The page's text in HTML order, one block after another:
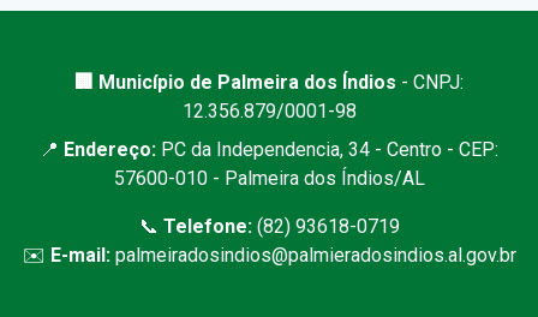
🏢 Município de Palmeira dos Índios - CNPJ:
12.356.879/0001-98
📍 Endereço: PC da Independencia, 34 - Centro - CEP:
57600-010 - Palmeira dos Índios/AL
📞 Telefone:(82) 93618-0719
✉️ E-mail: palmeiradosindios@palmieradosindios.al.gov.br